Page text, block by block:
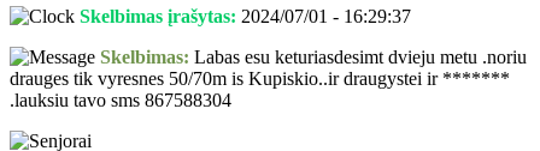
Skelbimas įrašytas: 2024/07/01 - 16:29:37
Skelbimas: Labas esu keturiasdesimt dvieju metu .noriu
drauges tik vyresnes 50/70m is Kupiskio..ir draugystei ir *******
.lauksiu tavo sms 867588304